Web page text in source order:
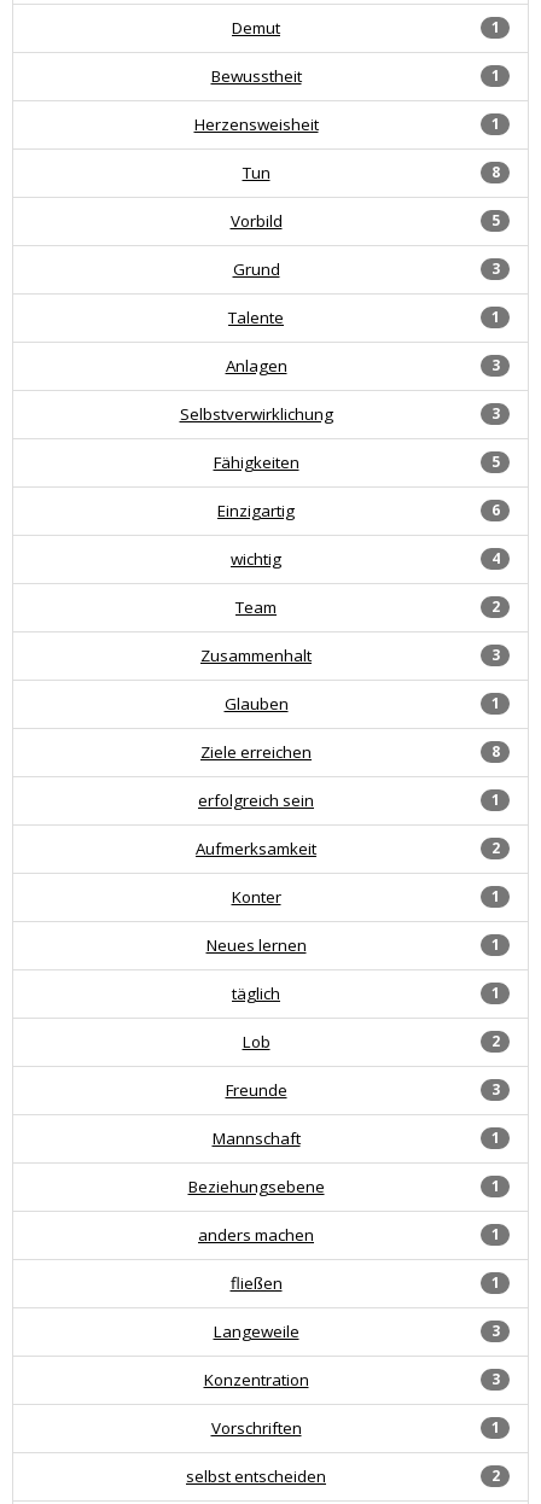
1
Demut
1
Bewusstheit
1
Herzensweisheit
8
Tun
5
Vorbild
3
Grund
1
Talente
3
Anlagen
3
Selbstverwirklichung
5
Fähigkeiten
6
Einzigartig
4
wichtig
2
Team
3
Zusammenhalt
1
Glauben
8
Ziele erreichen
1
erfolgreich sein
2
Aufmerksamkeit
1
Konter
1
Neues lernen
1
täglich
2
Lob
3
Freunde
1
Mannschaft
1
Beziehungsebene
1
anders machen
1
fließen
3
Langeweile
3
Konzentration
1
Vorschriften
2
selbst entscheiden